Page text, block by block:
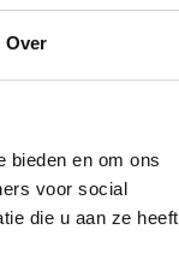
Over
bieden en om ons
voor social
die u aan ze heeft